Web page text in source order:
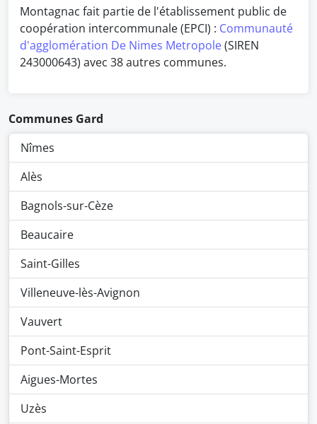
Montagnac fait partie de l'établissement public de
coopération intercommunale (EPCI) : Communauté
d'agglomération De Nimes Metropole(SIREN
243000643) avec 38 autres communes.
Communes Gard
Nîmes
Alès
Bagnols-sur-Cèze
Beaucaire
Saint-Gilles
Villeneuve-lès-Avignon
Vauvert
Pont-Saint-Esprit
Aigues-Mortes
Uzès